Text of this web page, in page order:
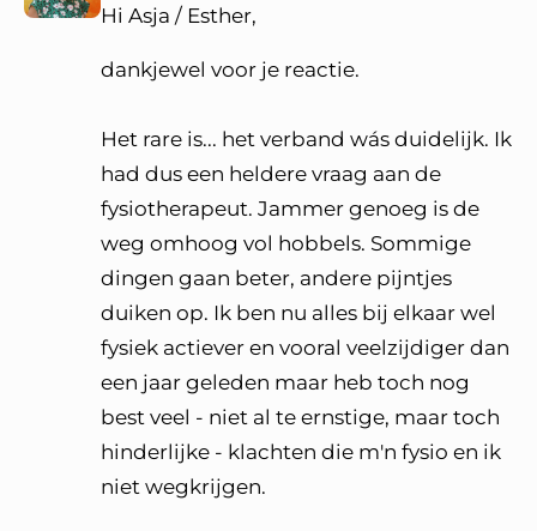
Hi Asja / Esther,
dankjewel voor je reactie.
Het rare is... het verband wás duidelijk. Ik
had dus een heldere vraag aan de
fysiotherapeut. Jammer genoeg is de
weg omhoog vol hobbels. Sommige
dingen gaan beter, andere pijntjes
duiken op. Ik ben nu alles bij elkaar wel
fysiek actiever en vooral veelzijdiger dan
een jaar geleden maar heb toch nog
best veel - niet al te ernstige, maar toch
hinderlijke - klachten die m'n fysio en ik
niet wegkrijgen.